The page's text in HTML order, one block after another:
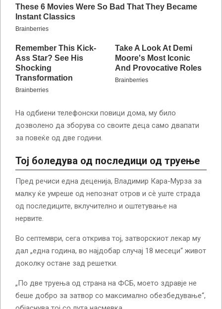
На одбиени телефонски повици дома, му било
дозволено да зборува со своите деца само двапати
за повеќе од две години.
Тој боледува од последици од труење
Пред речиси една деценија, Владимир Кара-Мурза за
малку ќе умреше од непознат отров и сè уште страда
од последиците, вклучително и оштетување на
нервите.
Во септември, сега открива тој, затворскиот лекар му
дал „една година, во најдобар случај 18 месеци“ живот
доколку остане зад решетки.
„По две труења од страна на ФСБ, моето здравје не
беше добро за затвор со максимално обезбедување“,